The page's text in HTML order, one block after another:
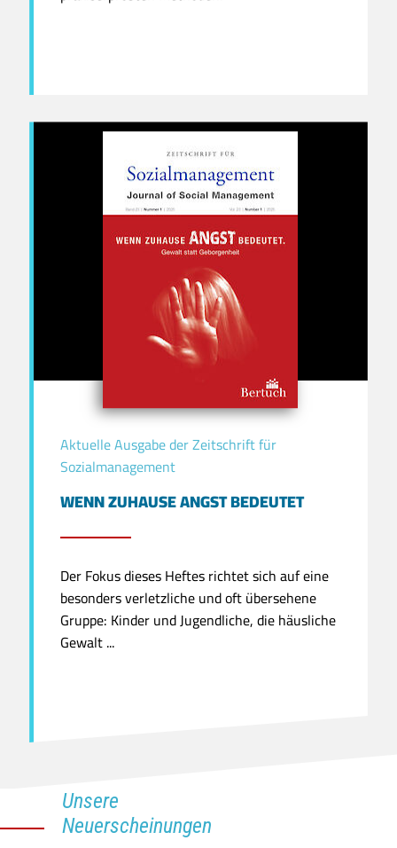
Aktuelle Ausgabe der Zeitschrift für
Sozialmanagement
WENN ZUHAUSE ANGST BEDEUTET
Der Fokus dieses Heftes richtet sich auf eine
besonders verletzliche und oft übersehene
Gruppe: Kinder und Jugendliche, die häusliche
Gewalt ...
Unsere
Neuerscheinungen